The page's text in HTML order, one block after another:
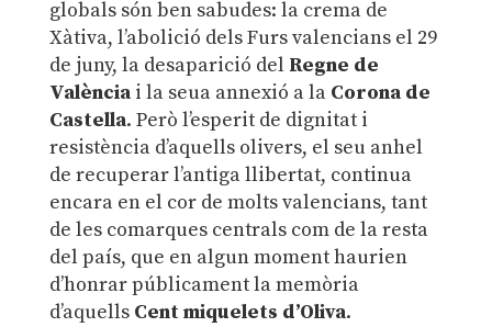
globals són ben sabudes: la crema de
Xàtiva, l’abolició dels Furs valencians el 29
de juny, la desaparició del Regne de
Valènciai la seua annexió a la Corona de
Castella. Però l’esperit de dignitat i
resistència d’aquells olivers, el seu anhel
de recuperar l’antiga llibertat, continua
encara en el cor de molts valencians, tant
de les comarques centrals com de la resta
del país, que en algun moment haurien
d’honrar públicament la memòria
d’aquells Cent miquelets d’Oliva.